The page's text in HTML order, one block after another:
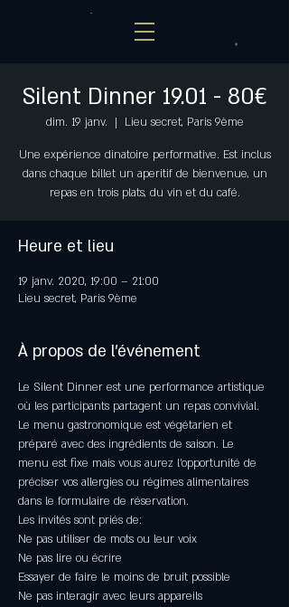
Silent Dinner 19.01 - 80€
dim. 19 janv.
  |
Lieu secret, Paris 9ème
Une expérience dinatoire performative. Est inclus
dans chaque billet un aperitif de bienvenue, un
repas en trois plats, du vin et du café.
Heure et lieu
19 janv. 2020, 19:00 – 21:00
Lieu secret, Paris 9ème
À propos de l'événement
Le Silent Dinner est une performance artistique
où les participants partagent un repas convivial.
Le menu gastronomique est végétarien et
préparé avec des ingrédients de saison. Le
menu est fixe mais vous aurez l’opportunité de
préciser vos allergies ou régimes alimentaires
dans le formulaire de réservation.
Les invités sont priés de:
Ne pas utiliser de mots ou leur voix
Ne pas lire ou écrire
Essayer de faire le moins de bruit possible
Ne pas interagir avec leurs appareils